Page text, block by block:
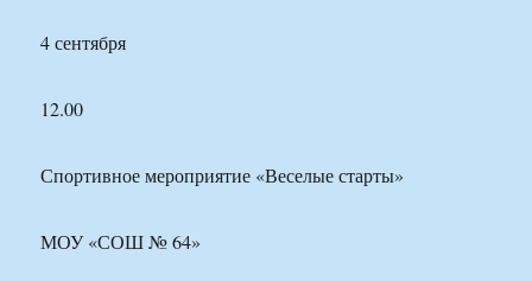
4 сентября
12.00
Спортивное мероприятие «Веселые старты»
МОУ «СОШ № 64»